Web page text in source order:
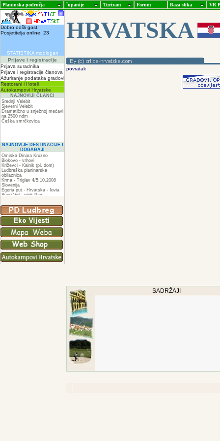
Planinska područja ˇupanije Turizam Forum Baza slika VR
Dobro došli gost
Posjetitelja online: 23
STATISTIKA modlogan
Prijave i registracije
Prijava suradnika
Prijave i registracije članova
Ažuriranje podataka gradovi
Restorani i Hoteli
Autokampovi Hrvatske
NAJNOVIJI ČLANCI
Srednji Velebit
Sjeverni Velebit
Dramatično u snježnoj mećavi
na 2500 ndm
Češka smrčkovica
NAJNOVIJE DESTINACIJE I
DOGAĐAJI
Omiska Dinara Kruzno
Biokovo - vrhovi
Križevci - Kalnik (pl. dom)
Ludbreška planinarska
obilaznica
Krma - Triglav 4/5.10.2008
Slovenija
Egeria put - Hrvatska - Iovia
Sveti Vid - otok Pag
ZIR
Podkilavac-Mudna dol-Hahlići-
Kolac-Podki
HRVATSKA
povratak
SADRŽAJI